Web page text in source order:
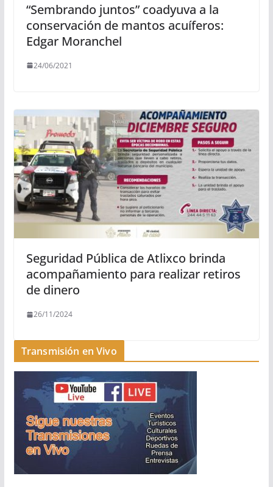
“Sembrando juntos” coadyuva a la
conservación de mantos acuíferos:
Edgar Moranchel
24/06/2021
Seguridad Pública de Atlixco brinda
acompañamiento para realizar retiros
de dinero
26/11/2024
Transmisión en Vivo